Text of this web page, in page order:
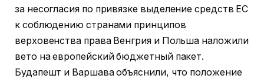
за несогласия по привязке выделение средств ЕС
к соблюдению странами принципов
верховенства права Венгрия и Польша наложили
вето на европейский бюджетный пакет.
Будапешт и Варшава объяснили, что положение